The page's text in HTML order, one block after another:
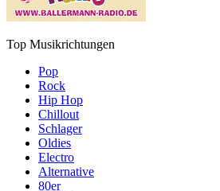
Top Musikrichtungen
Pop
Rock
Hip Hop
Chillout
Schlager
Oldies
Electro
Alternative
80er